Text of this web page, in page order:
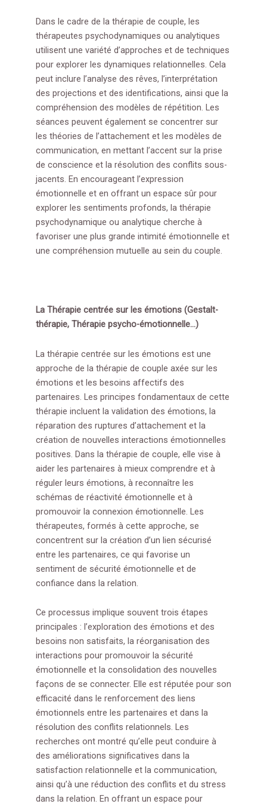
Dans le cadre de la thérapie de couple, les
thérapeutes psychodynamiques ou analytiques
utilisent une variété d’approches et de techniques
pour explorer les dynamiques relationnelles. Cela
peut inclure l’analyse des rêves, l’interprétation
des projections et des identifications, ainsi que la
compréhension des modèles de répétition. Les
séances peuvent également se concentrer sur
les théories de l’attachement et les modèles de
communication, en mettant l’accent sur la prise
de conscience et la résolution des conflits sous-
jacents. En encourageant l’expression
émotionnelle et en offrant un espace sûr pour
explorer les sentiments profonds, la thérapie
psychodynamique ou analytique cherche à
favoriser une plus grande intimité émotionnelle et
une compréhension mutuelle au sein du couple.
La Thérapie centrée sur les émotions (Gestalt-
thérapie, Thérapie psycho-émotionnelle…)
La thérapie centrée sur les émotions est une
approche de la thérapie de couple axée sur les
émotions et les besoins affectifs des
partenaires. Les principes fondamentaux de cette
thérapie incluent la validation des émotions, la
réparation des ruptures d’attachement et la
création de nouvelles interactions émotionnelles
positives. Dans la thérapie de couple, elle vise à
aider les partenaires à mieux comprendre et à
réguler leurs émotions, à reconnaître les
schémas de réactivité émotionnelle et à
promouvoir la connexion émotionnelle. Les
thérapeutes, formés à cette approche, se
concentrent sur la création d’un lien sécurisé
entre les partenaires, ce qui favorise un
sentiment de sécurité émotionnelle et de
confiance dans la relation.
Ce processus implique souvent trois étapes
principales : l’exploration des émotions et des
besoins non satisfaits, la réorganisation des
interactions pour promouvoir la sécurité
émotionnelle et la consolidation des nouvelles
façons de se connecter. Elle est réputée pour son
efficacité dans le renforcement des liens
émotionnels entre les partenaires et dans la
résolution des conflits relationnels. Les
recherches ont montré qu’elle peut conduire à
des améliorations significatives dans la
satisfaction relationnelle et la communication,
ainsi qu’à une réduction des conflits et du stress
dans la relation. En offrant un espace pour